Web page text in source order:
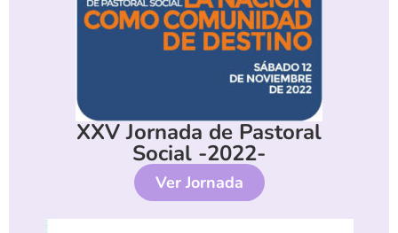
XXV Jornada de Pastoral
Social -2022-
Ver Jornada